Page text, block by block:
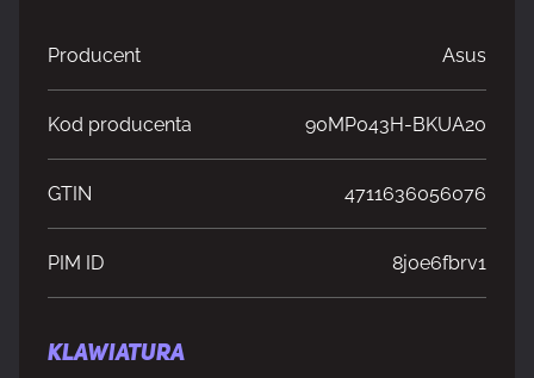
Producent Asus
Kod producenta 90MP043H-BKUA20
GTIN 4711636056076
PIM ID 8j0e6fbrv1
KLAWIATURA